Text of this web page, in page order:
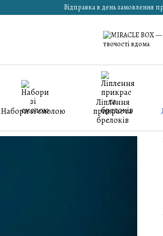
Відправка в день замовлення
Набори зі смолою
Ліплення
прикрас та
брелоків